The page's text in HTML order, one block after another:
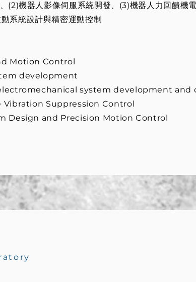
(2)機器人影像伺服系統開發、(3)機器人力回饋機
系統設計與精密運動控制
Motion Control
development
system development and
Suppression Control
Design and Precision Motion Control